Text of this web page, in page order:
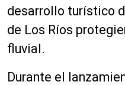
desarrollo turístico
de Los Ríos
fluvial.
Durante el